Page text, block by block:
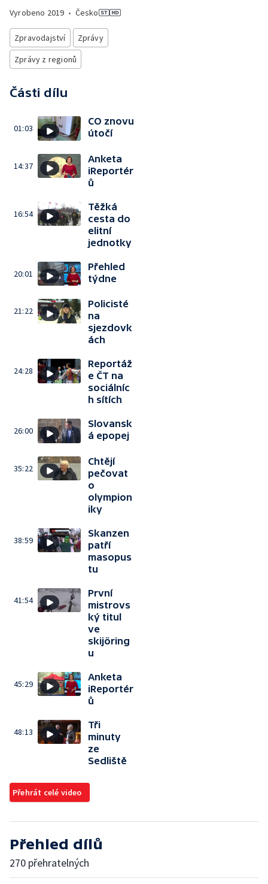
Vyrobeno 2019 • Česko
Zpravodajství
Zprávy
Zprávy z regionů
Části dílu
01:03
CO znovu
útočí
14:37
Anketa
iReportér
ů
16:54
Těžká
cesta do
elitní
jednotky
20:01
Přehled
týdne
21:22
Policisté
na
sjezdovk
ách
24:28
Reportáž
e ČT na
sociálníc
h sítích
26:00
Slovansk
á epopej
35:22
Chtějí
pečovat
o
olympion
iky
38:59
Skanzen
patří
masopus
tu
41:54
První
mistrovs
ký titul
ve
skijöring
u
45:29
Anketa
iReportér
ů
48:13
Tři
minuty
ze
Sedliště
Přehrát celé video
Přehled dílů
270 přehratelných